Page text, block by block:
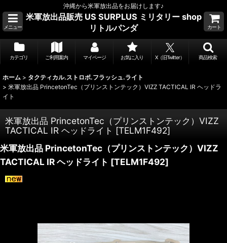
沖縄から米軍放出品をお届けします♪
メニュー
米軍放出品販売 US SURPLUS ミリタリー shop
リトルパンダ
カート
カテゴリ ご利用案内 マイページ お気に入り X（旧Twitter） 商品検索
ホーム > タクティカル.ストロボ.フラッシュ.ライト
> 米軍放出品 PrincetonTec（プリンストンテック）VIZZ TACTICAL IR ヘッドラ
イト
米軍放出品 PrincetonTec（プリンストンテック）VIZZ
TACTICAL IR ヘッドライト [TELM1F492]
米軍放出品 PrincetonTec（プリンストンテック）VIZZ
TACTICAL IR ヘッドライト [TELM1F492]